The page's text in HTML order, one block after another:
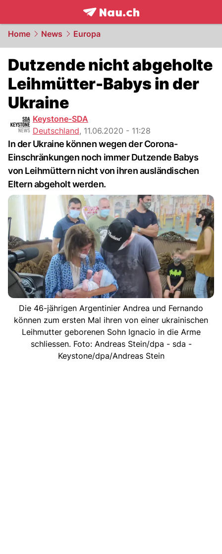
frontpage.NAU.ch
Home News Europa
Dutzende nicht abgeholte
Leihmütter-Babys in der
Ukraine
Keystone-SDA
Deutschland, 11.06.2020 - 11:28
In der Ukraine können wegen der Corona-
Einschränkungen noch immer Dutzende Babys
von Leihmüttern nicht von ihren ausländischen
Eltern abgeholt werden.
Die 46-jährigen Argentinier Andrea und Fernando
können zum ersten Mal ihren von einer ukrainischen
Leihmutter geborenen Sohn Ignacio in die Arme
schliessen. Foto: Andreas Stein/dpa - sda -
Keystone/dpa/Andreas Stein